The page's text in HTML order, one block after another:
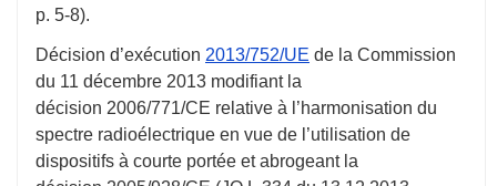
p. 5-8).
Décision d’exécution 2013/752/UE de la Commission
du 11 décembre 2013 modifiant la
décision 2006/771/CE relative à l’harmonisation du
spectre radioélectrique en vue de l’utilisation de
dispositifs à courte portée et abrogeant la